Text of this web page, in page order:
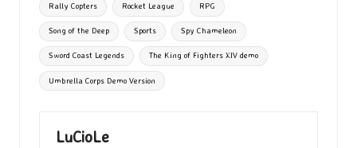
Rally Copters Rocket League RPG
Song of the Deep Sports Spy Chameleon
Sword Coast Legends The King of Fighters XIV demo
Umbrella Corps Demo Version
LuCioLe